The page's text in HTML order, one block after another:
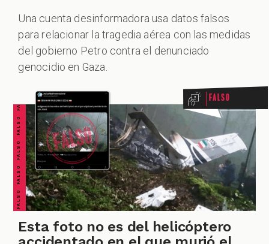
Una cuenta desinformadora usa datos falsos
para relacionar la tragedia aérea con las medidas
del gobierno Petro contra el denunciado
genocidio en Gaza.
FALSO FALSO FALSO FALSO FALSO FALSO FALSO Falso
Esta foto no es del helicóptero